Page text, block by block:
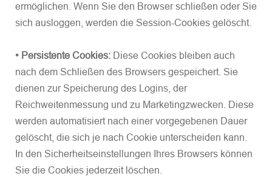
ermöglichen. Wenn Sie den Browser schließen oder Sie
sich ausloggen, werden die Session-Cookies gelöscht.
• Persistente Cookies: Diese Cookies bleiben auch
nach dem Schließen des Browsers gespeichert. Sie
dienen zur Speicherung des Logins, der
Reichweitenmessung und zu Marketingzwecken. Diese
werden automatisiert nach einer vorgegebenen Dauer
gelöscht, die sich je nach Cookie unterscheiden kann.
In den Sicherheitseinstellungen Ihres Browsers können
Sie die Cookies jederzeit löschen.